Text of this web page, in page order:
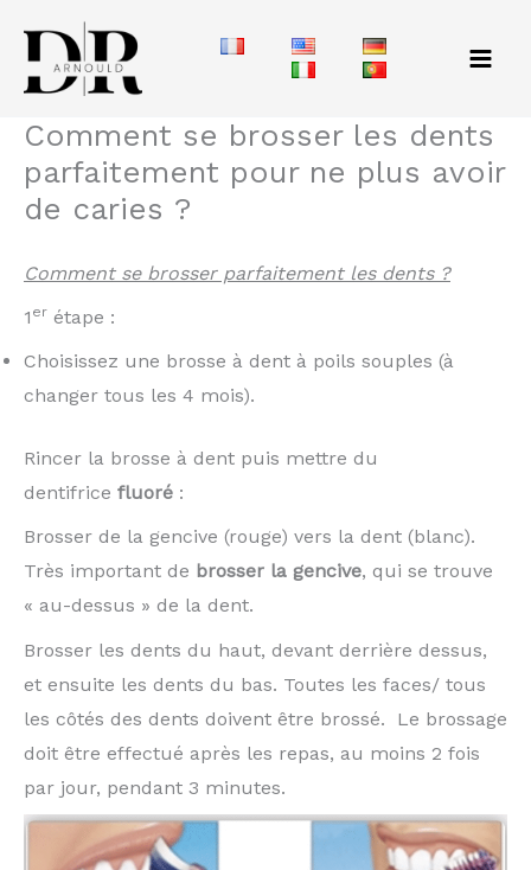
contenu
Comment se brosser les dents
parfaitement pour ne plus avoir
de caries ?
Comment se brosser parfaitement les dents ?
1 er étape :
Choisissez une brosse à dent à poils souples (à
changer tous les 4 mois).
Rincer la brosse à dent puis mettre du
dentifrice fluoré :
Brosser de la gencive (rouge) vers la dent (blanc).
Très important de brosser la gencive, qui se trouve
« au-dessus » de la dent.
Brosser les dents du haut, devant derrière dessus,
et ensuite les dents du bas. Toutes les faces/ tous
les côtés des dents doivent être brossé. Le brossage
doit être effectué après les repas, au moins 2 fois
par jour, pendant 3 minutes.